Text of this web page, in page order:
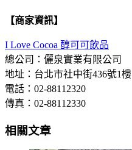
【商家資訊】
I Love Cocoa 醇可可飲品
總公司：儷泉實業有限公司
地址：台北市社中街436號1樓
電話：02-88112320
傳真：02-88112330
相關文章